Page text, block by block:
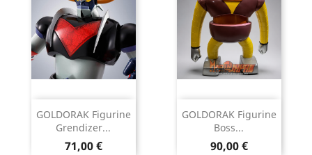
GOLDORAK Figurine
Grendizer...
Prix
71,00 €
GOLDORAK Figurine
Boss...
Prix
90,00 €